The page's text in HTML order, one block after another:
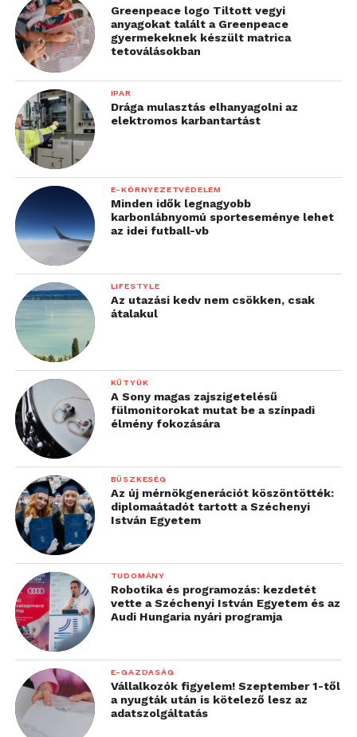
információ.
Ha többet szeretne megtudni a Kaspersky Safe Kids
biztonsági megoldásáról, keresse fel a következő
webhelyet:www.kaspersky.hu/safe-kids
Greenpeace logo Tiltott vegyi
anyagokat talált a Greenpeace
gyermekeknek készült matrica
tetoválásokban
IPAR
Drága mulasztás elhanyagolni az
elektromos karbantartást
E-KÖRNYEZETVÉDELEM
Minden idők legnagyobb
karbonlábnyomú sporteseménye lehet
az idei futball-vb
LIFESTYLE
Az utazási kedv nem csökken, csak
átalakul
KÜTYÜK
A Sony magas zajszigetelésű
fülmonitorokat mutat be a színpadi
élmény fokozására
BÜSZKESÉG
Az új mérnökgenerációt köszöntötték:
diplomaátadót tartott a Széchenyi
István Egyetem
TUDOMÁNY
Robotika és programozás: kezdetét
vette a Széchenyi István Egyetem és az
Audi Hungaria nyári programja
E-GAZDASÁG
Vállalkozók figyelem! Szeptember 1-től
a nyugták után is kötelező lesz az
adatszolgáltatás